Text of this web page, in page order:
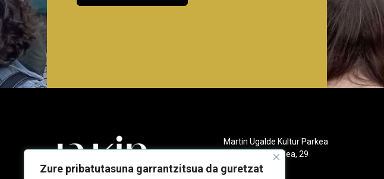
Zure pribatutasuna garrantzitsua da guretzat
Martin Ugalde Kultur Parkea
Gudarien etorbidea, 29
20140 Andoain